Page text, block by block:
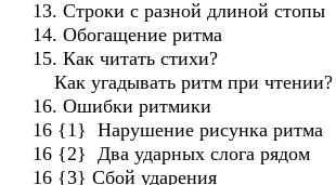
13. Строки с разной длиной стопы
14. Обогащение ритма
15. Как читать стихи?
Как угадывать ритм при чтении?
16. Ошибки ритмики
16 {1} Нарушение рисунка ритма
16 {2} Два ударных слога рядом
16 {3} Сбой ударения